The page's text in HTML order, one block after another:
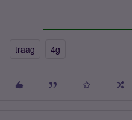
traag 4g